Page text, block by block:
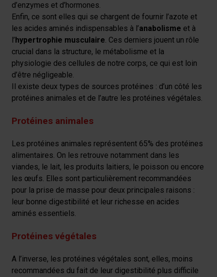
d’enzymes et d’hormones.
Enfin, ce sont elles qui se chargent de fournir l’azote et
les acides aminés indispensables à l’anabolisme et à
l’hypertrophie musculaire. Ces derniers jouent un rôle
crucial dans la structure, le métabolisme et la
physiologie des cellules de notre corps, ce qui est loin
d’être négligeable.
Il existe deux types de sources protéines : d’un côté les
protéines animales et de l’autre les protéines végétales.
Protéines animales
Les protéines animales représentent 65% des protéines
alimentaires. On les retrouve notamment dans les
viandes, le lait, les produits laitiers, le poisson ou encore
les œufs. Elles sont particulièrement recommandées
pour la prise de masse pour deux principales raisons :
leur bonne digestibilité et leur richesse en acides
aminés essentiels.
Protéines végétales
A l’inverse, les protéines végétales sont, elles, moins
recommandées du fait de leur digestibilité plus difficile